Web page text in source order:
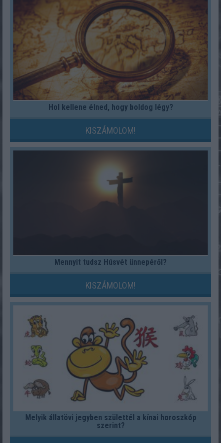
Hol kellene élned, hogy boldog légy?
KISZÁMOLOM!
Mennyit tudsz Húsvét ünnepéről?
KISZÁMOLOM!
Melyik állatövi jegyben születtél a kínai horoszkóp
szerint?